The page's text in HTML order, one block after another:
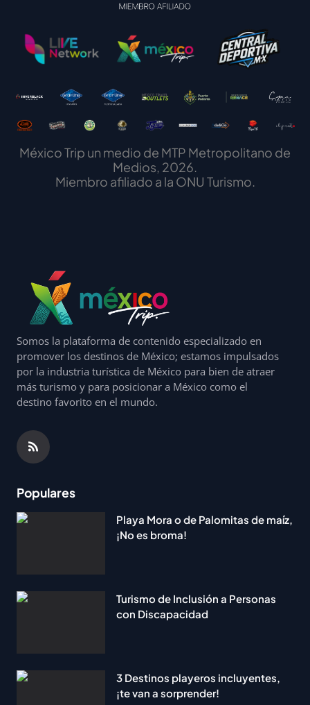
México Trip un medio de MTP Metropolitano de
Medios, 2026.
Miembro afiliado a la ONU Turismo.
Somos la plataforma de contenido especializado en
promover los destinos de México; estamos impulsados
por la industria turística de México para bien de atraer
más turismo y para posicionar a México como el
destino favorito en el mundo.
Populares
Playa Mora o de Palomitas de maíz,
¡No es broma!
Turismo de Inclusión a Personas
con Discapacidad
3 Destinos playeros incluyentes,
¡te van a sorprender!